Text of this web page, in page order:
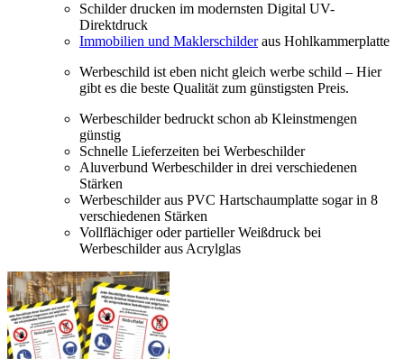
Schilder drucken im modernsten Digital UV-
Direktdruck
Immobilien und Maklerschilderaus Hohlkammerplatte
Werbeschild ist eben nicht gleich werbe schild – Hier
gibt es die beste Qualität zum günstigsten Preis.
Werbeschilder bedruckt schon ab Kleinstmengen
günstig
Schnelle Lieferzeiten bei Werbeschilder
Aluverbund Werbeschilder in drei verschiedenen
Stärken
Werbeschilder aus PVC Hartschaumplatte sogar in 8
verschiedenen Stärken
Vollflächiger oder partieller Weißdruck bei
Werbeschilder aus Acrylglas